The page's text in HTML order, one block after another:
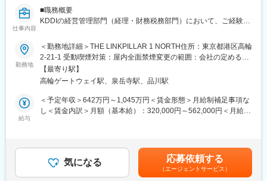
8000億円程度と上場企業と同等の規模を有しております。
・KDDI・住友商事の共同出資を受けており経営基盤も安定、ま
た、祖業であるケーブルプラットフォーム事業で得たノウハウ・
IoT等の多角的な事業展開も行っており、安定と進化の両方を実現
する会社です。
・2027年に一兆円以上の売り上げ創出を目指して成長フェーズに
ある当社を、ともに支えていただける人材を募集しています。
ることができ、当社で次々と生まれる新規事業等のPJにも、参画
することができます。
として数年間携わっていただき、その後グループ長、マネージャ
ー等の上級管理職としてご活躍いただく事を想定しております。
・ご本人様のご指向、適性によりその後連結決算や管理会計等の
仕事内容
■職務概要
KDDIの経営管理部門（経理・財務税務部門）において、ご経験に
通信事業を中核に、DX、金融、エネルギーと多様なビジネスを展
開しており、単体決算に加え国内外グループ会社を含む連結決算
の取りまとめ、財務諸表の作成および開示を行っています。
税務部門においては、KDDIグループの税務戦略をはじめとした税
務関連全般をご担当いただきます。
また、M&Aや組織再編のプロジェクトにも参画し、会計の観点か
らの支援や、グループ全体の経理方針策定などのガバナンス業務
■職務内容
◆採用当初に従事いただく業務（経理部門）
勤務地
＜勤務地詳細＞THE LINKPILLAR 1 NORTH住所：東京都港区高輪
2-21-1 受動喫煙対策：屋内全面禁煙変更の範囲：会社の定める事
業所（リモートワーク含む）
【最寄り駅】
高輪ゲートウェイ駅、泉岳寺駅、品川駅
給与
＜予定年収＞642万円～1,045万円＜賃金形態＞月給制補足事項な
し＜賃金内訳＞月額（基本給）：320,000円～562,000円＜月給＞
（6月、12月）賃金はあくまでも目安の金額であり、選考を通じ
て上下する可能性があります。月給(月額)は固定手当を含めた表記
です。
気になる 応募依頼する
（エージェントサービス）